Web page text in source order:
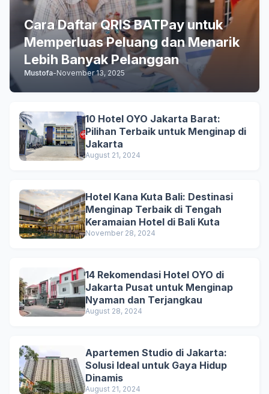
Cara Daftar QRIS BATPay untuk
Memperluas Peluang dan Menarik
Lebih Banyak Pelanggan
Mustofa-November 13, 2025
10 Hotel OYO Jakarta Barat:
Pilihan Terbaik untuk Menginap di
Jakarta
August 21, 2024
Hotel Kana Kuta Bali: Destinasi
Menginap Terbaik di Tengah
Keramaian Hotel di Bali Kuta
November 28, 2024
14 Rekomendasi Hotel OYO di
Jakarta Pusat untuk Menginap
Nyaman dan Terjangkau
August 28, 2024
Apartemen Studio di Jakarta:
Solusi Ideal untuk Gaya Hidup
Dinamis
August 21, 2024